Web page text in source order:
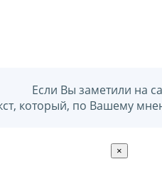
Если Вы заметили на
который, по Вашему
×